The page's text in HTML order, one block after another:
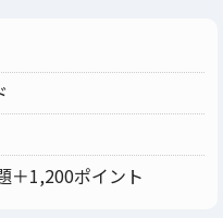
＋1,200ポイント